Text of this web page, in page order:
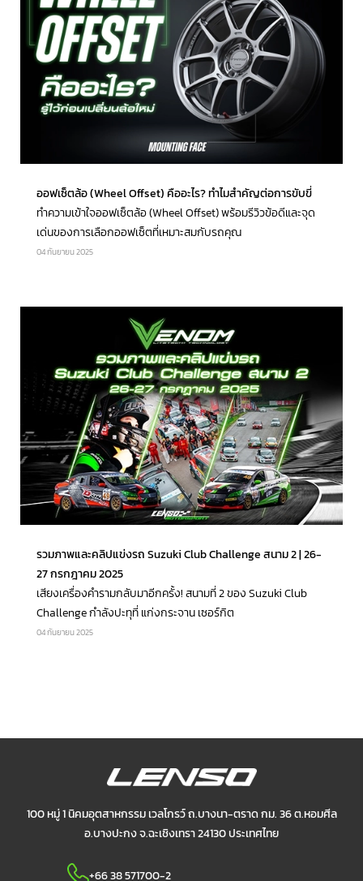
ออฟเซ็ตล้อ (Wheel Offset) คืออะไร? ทำไมสำคัญต่อการขับขี่
ทำความเข้าใจออฟเซ็ตล้อ (Wheel Offset) พร้อมรีวิวข้อดีและจุด
เด่นของการเลือกออฟเซ็ตที่เหมาะสมกับรถคุณ
04 กันยายน 2025
รวมภาพและคลิปแข่งรถ Suzuki Club Challenge สนาม 2 | 26-
27 กรกฎาคม 2025
เสียงเครื่องคำรามกลับมาอีกครั้ง! สนามที่ 2 ของ Suzuki Club
Challenge กำลังปะทุที่ แก่งกระจาน เซอร์กิต
04 กันยายน 2025
100 หมู่ 1 นิคมอุตสาหกรรม เวลโกรว์ ถ.บางนา-ตราด กม. 36 ต.หอมศีล
อ.บางปะกงจ.ฉะเชิงเทรา 24130 ประเทศไทย
+66 38 571700-2